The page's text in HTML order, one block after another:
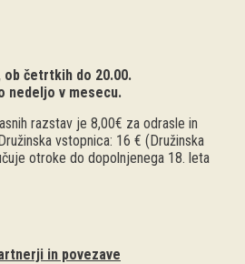
ob četrtkih do 20.00.
nedeljo v mesecu.
razstav je 8,00€ za odrasle in
vstopnica: 16 € (Družinska
otroke do dopolnjenega 18. leta
in povezave